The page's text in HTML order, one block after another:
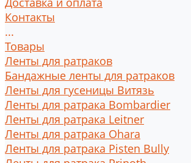
Контакты
...
Товары
Ленты для ратраков
Бандажные ленты для ратраков
Ленты для гусеницы Витязь
Ленты для ратрака Bombardier
Ленты для ратрака Leitner
Ленты для ратрака Ohara
Ленты для ратрака Pisten Bully